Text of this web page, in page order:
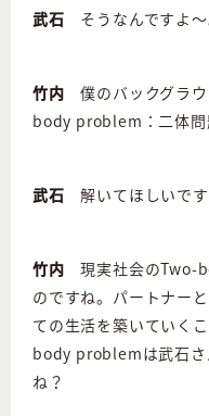
武石 そうなんですよ～
竹内 僕のバックグラ
body problem：二体問
武石 解いてほしいです
竹内 現実社会のTwo-
のですね。パートナー
ての生活を築いていく
body problemは武石さ
ね？